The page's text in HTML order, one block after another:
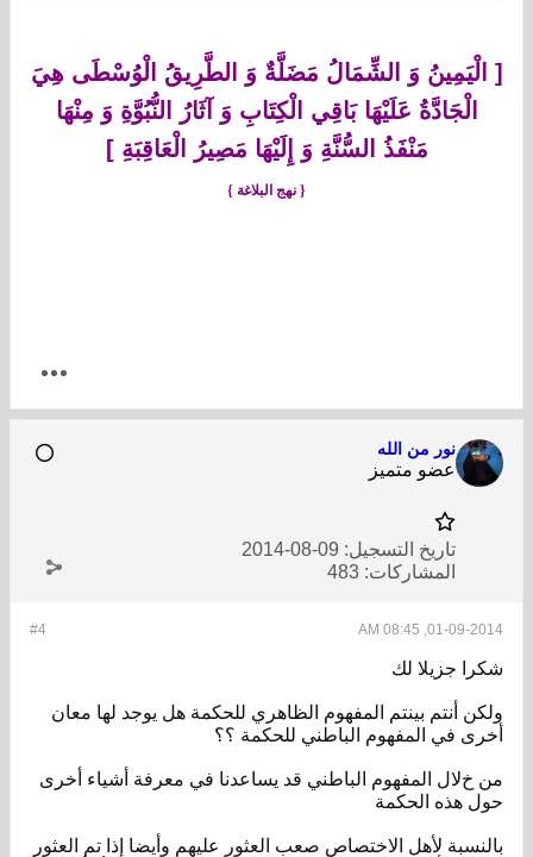
[ الْيَمِينُ وَ الشِّمَالُ مَضَلَّةٌ وَ الطَّرِيقُ الْوُسْطَى هِيَ
الْجَادَّةُ عَلَيْهَا بَاقِي الْكِتَابِ وَ آثَارُ النُّبُوَّةِ وَ مِنْهَا
مَنْفَذُ السُّنَّةِ وَ إِلَيْهَا مَصِيرُ الْعَاقِبَةِ ]
{ نهج البلاغة }
نور من الله
عضو متميز
تاريخ التسجيل: 09-08-2014
المشاركات: 483
#4 01-09-2014, 08:45 AM
شكرا جزيلا لك
ولكن أنتم بينتم المفهوم الظاهري للحكمة هل يوجد لها معان
أخرى في المفهوم الباطني للحكمة ؟؟
من خﻻل المفهوم الباطني قد يساعدنا في معرفة أشياء أخرى
حول هذه الحكمة
بالنسبة ﻷهل اﻻختصاص صعب العثور عليهم وأيضا إذا تم العثور